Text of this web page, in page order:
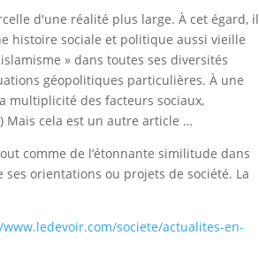
d'une réalité plus large. À cet égard, il
histoire sociale et politique aussi vieille
» dans toutes ses diversités
géopolitiques particulières. À une
multiplicité des facteurs sociaux,
Mais cela est un autre article …
comme de l’étonnante similitude dans
orientations ou projets de société. La
societe/actualites-en-